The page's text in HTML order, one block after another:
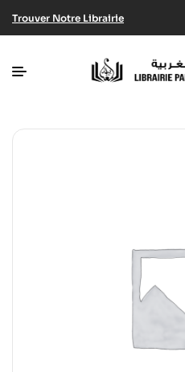
Trouver Notre Librairie